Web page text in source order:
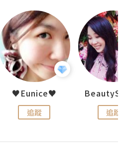
♥Eunice♥
追蹤 追蹤